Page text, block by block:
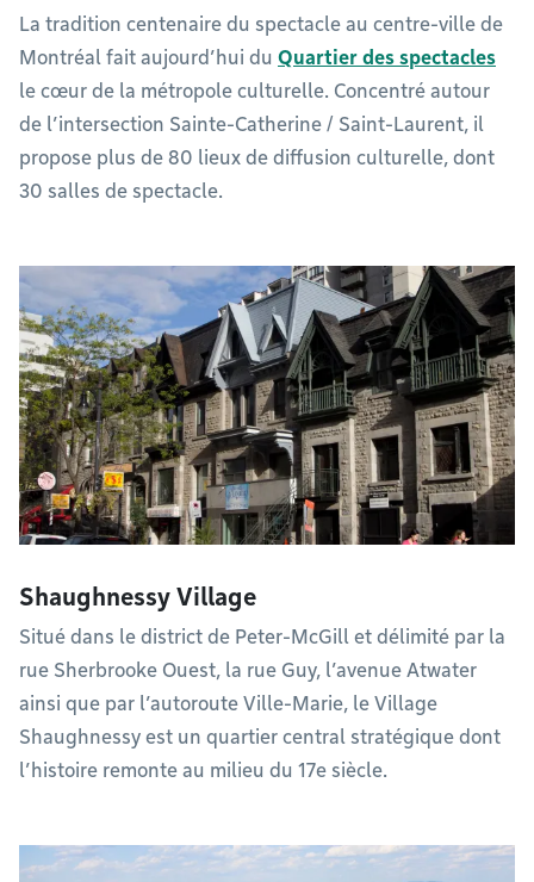
La tradition centenaire du spectacle au centre-ville de
Montréal fait aujourd’hui du Quartier des spectacles
le cœur de la métropole culturelle. Concentré autour
de l’intersection Sainte-Catherine / Saint-Laurent, il
propose plus de 80 lieux de diffusion culturelle, dont
30 salles de spectacle.
Shaughnessy Village
Situé dans le district de Peter-McGill et délimité par la
rue Sherbrooke Ouest, la rue Guy, l’avenue Atwater
ainsi que par l’autoroute Ville-Marie, le Village
Shaughnessy est un quartier central stratégique dont
l’histoire remonte au milieu du 17e siècle.